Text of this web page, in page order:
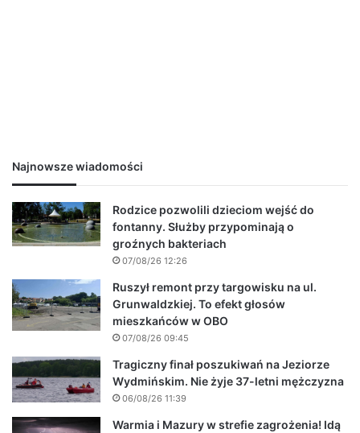
Najnowsze wiadomości
Rodzice pozwolili dzieciom wejść do
fontanny. Służby przypominają o
groźnych bakteriach
07/08/26 12:26
Ruszył remont przy targowisku na ul.
Grunwaldzkiej. To efekt głosów
mieszkańców w OBO
07/08/26 09:45
Tragiczny finał poszukiwań na Jeziorze
Wydmińskim. Nie żyje 37-letni mężczyzna
06/08/26 11:39
Warmia i Mazury w strefie zagrożenia! Idą